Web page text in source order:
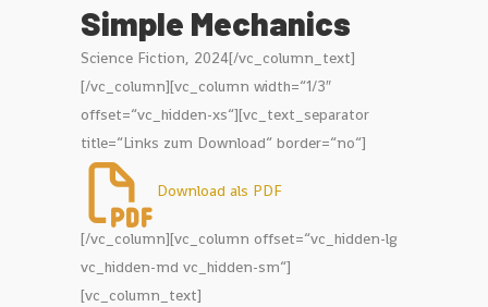
Simple Mechanics
Science Fiction, 2024[/vc_column_text]
[/vc_column][vc_column width=“1/3″
offset=“vc_hidden-xs“][vc_text_separator
title=“Links zum Download“ border=“no“]
Download als PDF
[/vc_column][vc_column offset=“vc_hidden-lg
vc_hidden-md vc_hidden-sm“]
[vc_column_text]